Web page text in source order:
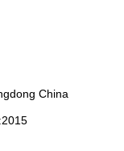
China